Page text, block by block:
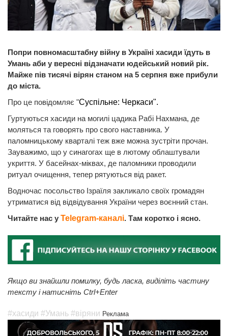
Попри повномасштабну війну в Україні хасиди їдуть в
Умань аби у вересні відзначати юдейський новий рік.
Майже пів тисячі вірян станом на 5 серпня вже прибули
до міста.
Про це повідомляє "Суспільне: Черкаси".
Гуртуються хасиди на могилі цадика Рабі Нахмана, де
моляться та говорять про свого наставника. У
паломницькому кварталі теж вже можна зустріти прочан.
Зауважимо, що у синагогах ще в лютому облаштували
укриття. У басейнах-міквах, де паломники проводили
ритуал очищення, тепер рятуються від ракет.
Водночас посольство Ізраїля закликало своїх громадян
утриматися від відвідування України через воєнний стан.
Читайте нас у Telegram-каналі. Там коротко і ясно.
Якщо ви знайшли помилку, будь ласка, виділіть частину
тексту і натисніть Ctrl+Enter
#хасиди #Умань #віряни Реклама